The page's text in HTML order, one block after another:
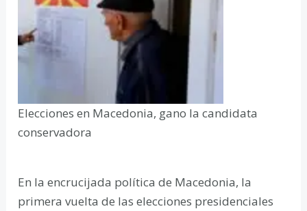
Elecciones en Macedonia, gano la candidata
conservadora
En la encrucijada política de Macedonia, la
primera vuelta de las elecciones presidenciales